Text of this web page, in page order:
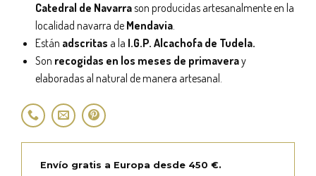
Catedral de Navarrason producidas artesanalmente en la
localidad navarra de Mendavia.
Están adscritas a la I.G.P. Alcachofa de Tudela.
Son recogidas en los meses de primaveray
elaboradas al natural de manera artesanal.
Envío gratis a Europa desde 450 €.